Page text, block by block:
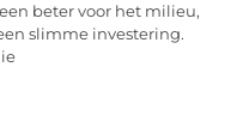
beter voor het milieu,
slimme investering.